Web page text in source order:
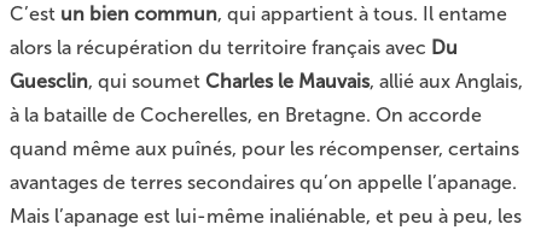
C’est un bien commun, qui appartient à tous. Il entame
alors la récupération du territoire français avec Du
Guesclin, qui soumet Charles le Mauvais, allié aux Anglais,
à la bataille de Cocherelles, en Bretagne. On accorde
quand même aux puînés, pour les récompenser, certains
avantages de terres secondaires qu’on appelle l’apanage.
Mais l’apanage est lui-même inaliénable, et peu à peu, les